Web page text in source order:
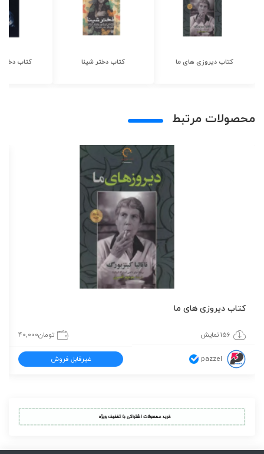
کتاب دیروزی های ما کتاب دختر شینا کتاب دختر
محصولات مرتبط
کتاب دیروزی های ما
156 نمایش تومان40,000
pazzel غیرقابل فروش